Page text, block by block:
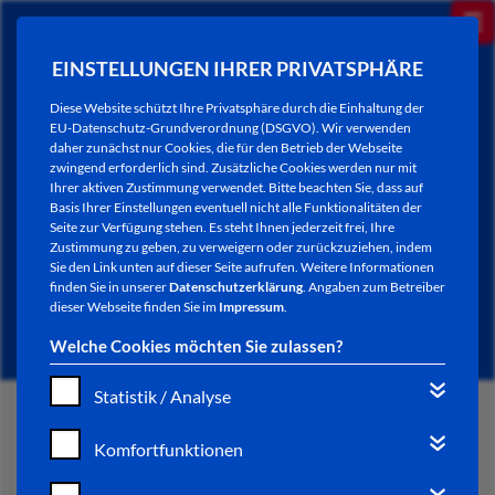
EINSTELLUNGEN IHRER PRIVATSPHÄRE
Diese Website schützt Ihre Privatsphäre durch die Einhaltung der
EU-Datenschutz-Grundverordnung (DSGVO). Wir verwenden
daher zunächst nur Cookies, die für den Betrieb der Webseite
zwingend erforderlich sind. Zusätzliche Cookies werden nur mit
Ihrer aktiven Zustimmung verwendet. Bitte beachten Sie, dass auf
Basis Ihrer Einstellungen eventuell nicht alle Funktionalitäten der
Seite zur Verfügung stehen. Es steht Ihnen jederzeit frei, Ihre
Zustimmung zu geben, zu verweigern oder zurückzuziehen, indem
Sie den Link unten auf dieser Seite aufrufen. Weitere Informationen
finden Sie in unsererDatenschutzerklärung. Angaben zum Betreiber
dieser Webseite finden Sie im Impressum.
Welche Cookies möchten Sie zulassen?
Statistik / Analyse
Komfortfunktionen
NEWSLETTER / CITY LETTER
START